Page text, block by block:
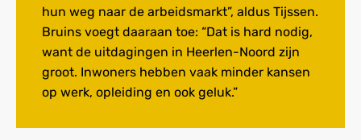
hun weg naar de arbeidsmarkt”, aldus Tijssen.
Bruins voegt daaraan toe: “Dat is hard nodig,
want de uitdagingen in Heerlen-Noord zijn
groot. Inwoners hebben vaak minder kansen
op werk, opleiding en ook geluk.”